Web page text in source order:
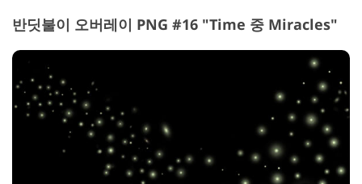
반딧불이 오버레이 PNG #16 "Time 중 Miracles"